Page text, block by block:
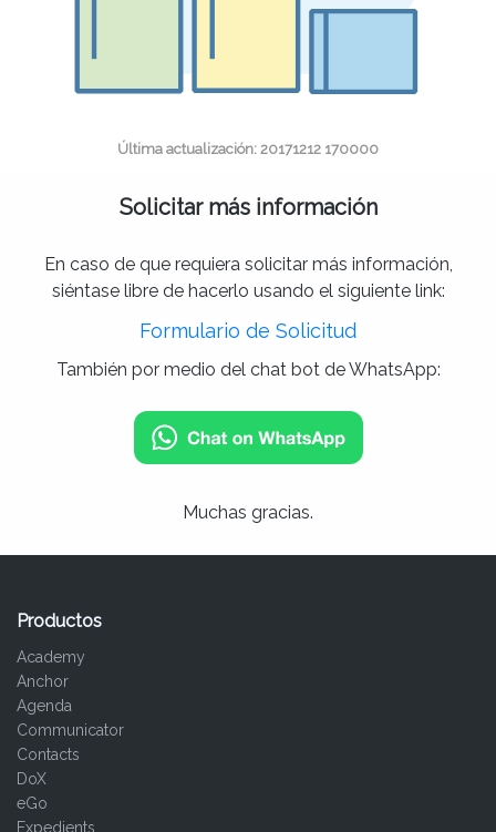
Última actualización: 20171212 170000
Solicitar más información
En caso de que requiera solicitar más información,
siéntase libre de hacerlo usando el siguiente link:
Formulario de Solicitud
También por medio del chat bot de WhatsApp:
Muchas gracias.
Productos
Academy
Anchor
Agenda
Communicator
Contacts
DoX
eGo
Expedients